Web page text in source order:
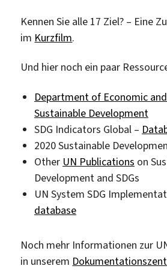
Kennen Sie alle 17 Ziel? – Eine
im Kurzfilm.
Und hier noch ein paar
Department of Economic
Sustainable Development
SDG Indicators Global –
2020 Sustainable
Other UN Publications on
Development and SDGs
UN System SDG
database
Noch mehr Informationen zur
in unserem